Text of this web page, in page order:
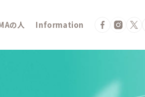
の人 Information